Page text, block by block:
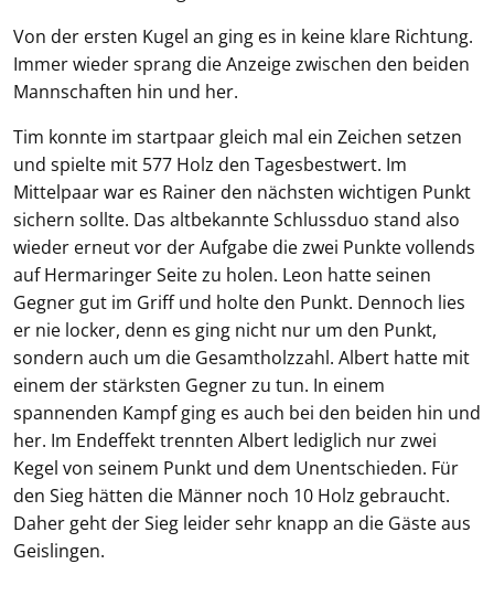
Von der ersten Kugel an ging es in keine klare Richtung.
Immer wieder sprang die Anzeige zwischen den beiden
Mannschaften hin und her.
Tim konnte im startpaar gleich mal ein Zeichen setzen
und spielte mit 577 Holz den Tagesbestwert. Im
Mittelpaar war es Rainer den nächsten wichtigen Punkt
sichern sollte. Das altbekannte Schlussduo stand also
wieder erneut vor der Aufgabe die zwei Punkte vollends
auf Hermaringer Seite zu holen. Leon hatte seinen
Gegner gut im Griff und holte den Punkt. Dennoch lies
er nie locker, denn es ging nicht nur um den Punkt,
sondern auch um die Gesamtholzzahl. Albert hatte mit
einem der stärksten Gegner zu tun. In einem
spannenden Kampf ging es auch bei den beiden hin und
her. Im Endeffekt trennten Albert lediglich nur zwei
Kegel von seinem Punkt und dem Unentschieden. Für
den Sieg hätten die Männer noch 10 Holz gebraucht.
Daher geht der Sieg leider sehr knapp an die Gäste aus
Geislingen.